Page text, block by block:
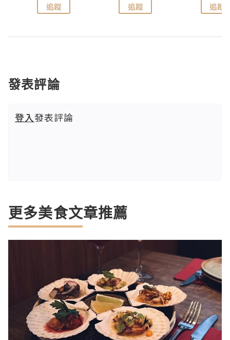
追蹤 追蹤 追蹤
發表評論
登入發表評論
更多美食文章推薦